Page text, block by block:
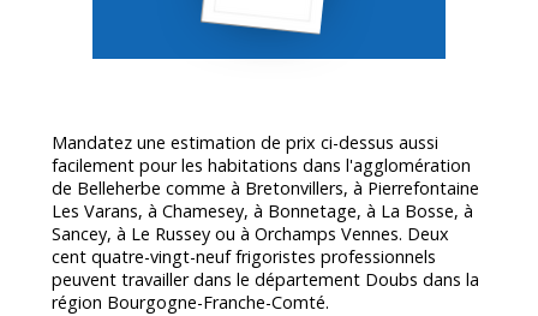
Mandatez une estimation de prix ci-dessus aussi
facilement pour les habitations dans l'agglomération
de Belleherbe comme à Bretonvillers, à Pierrefontaine
Les Varans, à Chamesey, à Bonnetage, à La Bosse, à
Sancey, à Le Russey ou à Orchamps Vennes. Deux
cent quatre-vingt-neuf frigoristes professionnels
peuvent travailler dans le département Doubs dans la
région Bourgogne-Franche-Comté.